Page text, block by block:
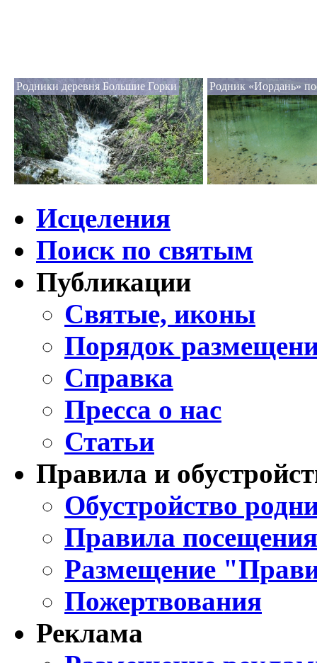
Родники деревня Большие Горки Родник «Иордань»
Исцеления
Поиск по святым
Публикации
Святые, иконы
Порядок
Справка
Пресса о нас
Статьи
Правила и
Обустройство
Правила
Размещение
Пожертвования
Реклама